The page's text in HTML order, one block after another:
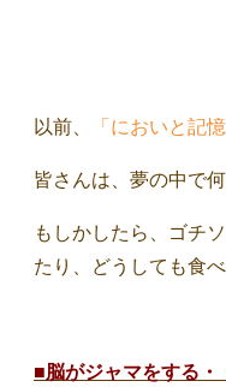
以前、 「においと記
皆さんは、夢の中で
もしかしたら、ゴチ
たり、どうしても食
■脳がジャマをする